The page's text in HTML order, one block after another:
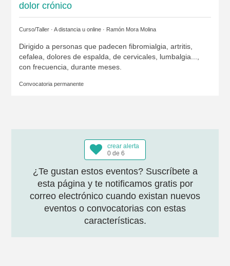
dolor crónico
Curso/Taller · A distancia u online · Ramón Mora Molina
Dirigido a personas que padecen fibromialgia, artritis,
cefalea, dolores de espalda, de cervicales, lumbalgia...,
con frecuencia, durante meses.
Convocatoria permanente
crear alerta
0 de 6
¿Te gustan estos eventos? Suscríbete a
esta página y te notificamos gratis por
correo electrónico cuando existan nuevos
eventos o convocatorias con estas
características.